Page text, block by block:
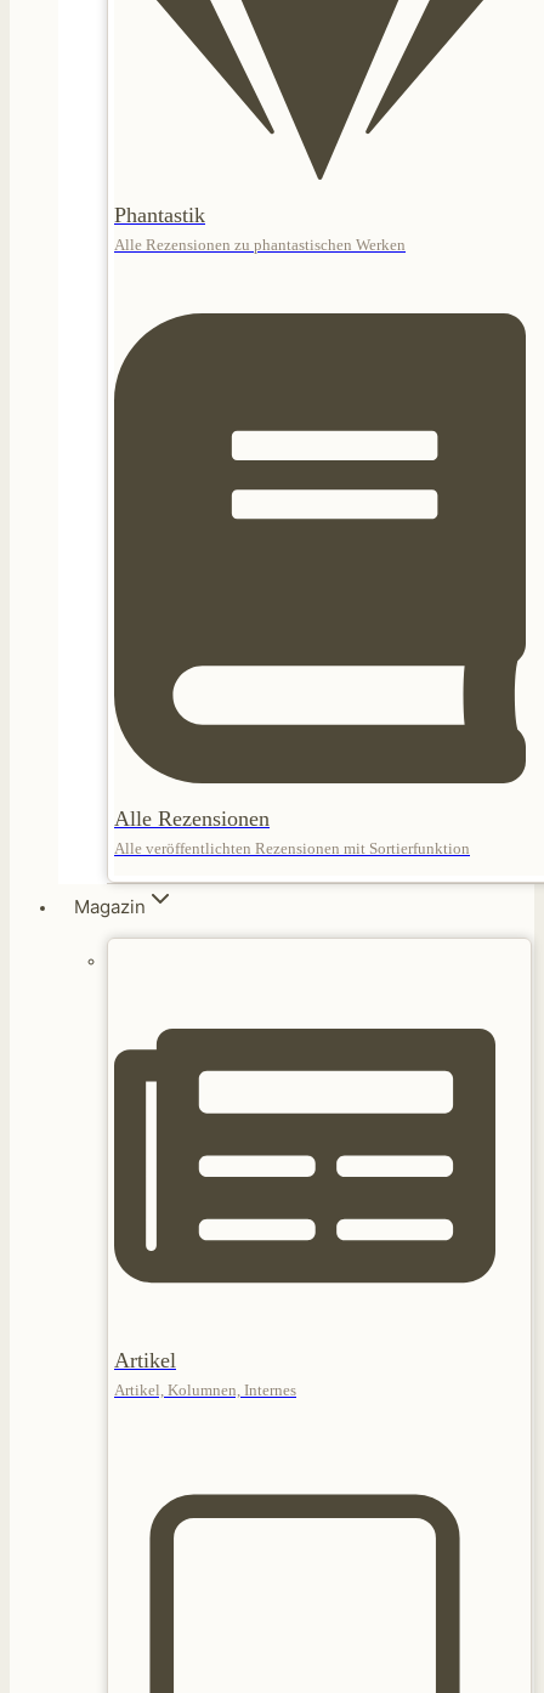
Phantastik
Alle Rezensionen zu phantastischen Werken
Alle Rezensionen
Alle veröffentlichten Rezensionen mit Sortierfunktion
Magazin
Artikel
Artikel, Kolumnen, Internes